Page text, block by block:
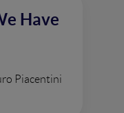
Have
Piacentini